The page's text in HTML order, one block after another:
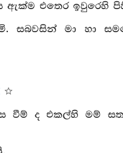
ඇක්ම එතෙර ඉවුරෙහි
සබවසින් මා හා
වීම් ද එකල්හි මම්